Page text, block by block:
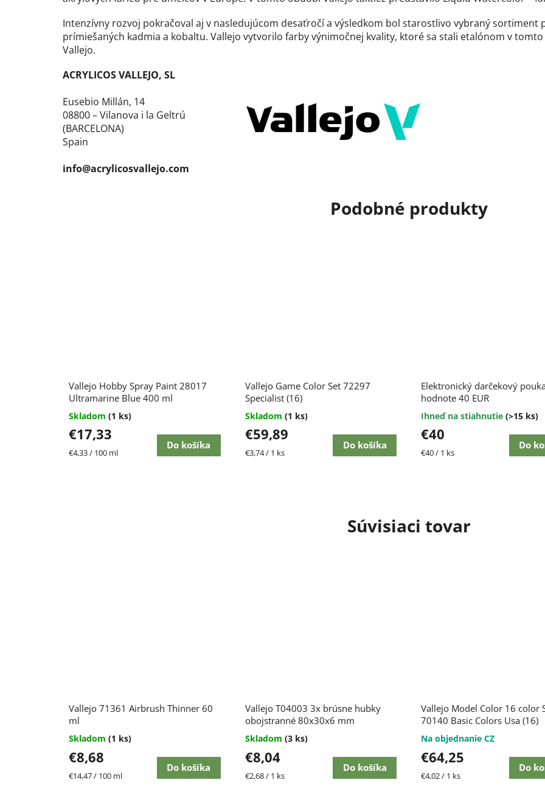
Súvisiaci tovar
Vallejo 71361 Airbrush Thinner 60
ml
Skladom (1 ks)
€8,68
Jednotková
€14,47 / 100 ml
Do košíka
Vallejo T04003 3x brúsne hubky
obojstranné 80x30x6 mm
Skladom (3 ks)
€8,04
Jednotková
€2,68 / 1 ks
Do košíka
Vallejo Model Color 16 color
70140 Basic Colors Usa (16)
Na objednanie CZ
€64,25
Jednotková
€4,02 / 1 ks
Do
Vallejo Hobby Spray Paint 28017
Ultramarine Blue 400 ml
Skladom (1 ks)
€17,33
Jednotková
€4,33 / 100 ml
Do košíka
Vallejo Game Color Set 72297
Specialist (16)
Skladom (1 ks)
€59,89
Jednotková
€3,74 / 1 ks
Do košíka
Elektronický darčekový
hodnote 40 EUR
Ihneď na stiahnutie (>15 ks)
€40
Jednotková
€40 / 1 ks
Do
Intenzívny rozvoj pokračoval aj v nasledujúcom desaťročí a výsledkom bol starostlivo vybraný sortiment
prímiešaných kadmia a kobaltu. Vallejo vytvorilo farby výnimočnej kvality, ktoré sa stali etalónom v
Vallejo.
ACRYLICOS VALLEJO, SL
Eusebio Millán, 14
08800 – Vilanova i la Geltrú
(BARCELONA)
Spain
info@acrylicosvallejo.com